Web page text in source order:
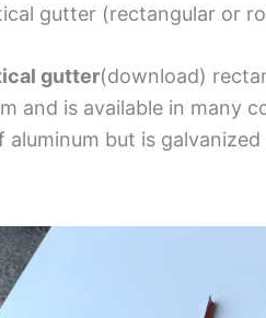
gutter (rectangular or
gutter(download)
and is available in many
aluminum but is